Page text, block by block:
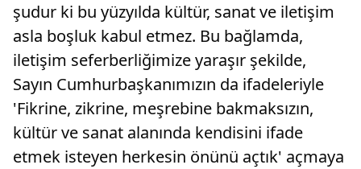
şudur ki bu yüzyılda kültür, sanat ve iletişim
asla boşluk kabul etmez. Bu bağlamda,
iletişim seferberliğimize yaraşır şekilde,
Sayın Cumhurbaşkanımızın da ifadeleriyle
'Fikrine, zikrine, meşrebine bakmaksızın,
kültür ve sanat alanında kendisini ifade
etmek isteyen herkesin önünü açtık' açmaya